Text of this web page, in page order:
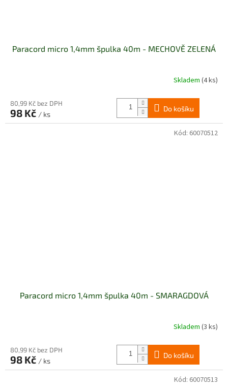
Paracord micro 1,4mm špulka 40m - MECHOVĚ ZELENÁ
Skladem (4 ks)
80,99 Kč bez DPH
98 Kč / ks
Do košíku
Paracord micro 1,4mm špulka 40m - SMARAGDOVÁ
Skladem (3 ks)
80,99 Kč bez DPH
98 Kč / ks
Do košíku
Kód: 60070512
Kód: 60070513